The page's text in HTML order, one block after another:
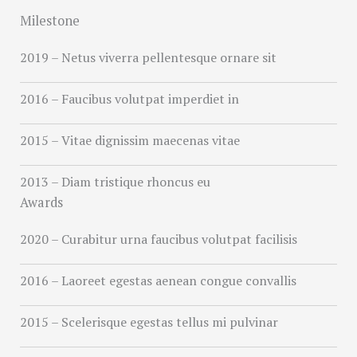
Milestone
2019 – Netus viverra pellentesque ornare sit
2016 – Faucibus volutpat imperdiet in
2015 – Vitae dignissim maecenas vitae
2013 – Diam tristique rhoncus eu
Awards
2020 – Curabitur urna faucibus volutpat facilisis
2016 – Laoreet egestas aenean congue convallis
2015 – Scelerisque egestas tellus mi pulvinar